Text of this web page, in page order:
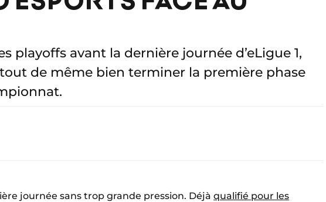
playoffs avant la dernière journée d’eLigue 1,
de même bien terminer la première phase
journée sans trop grande pression. Déjà qualifié pour les